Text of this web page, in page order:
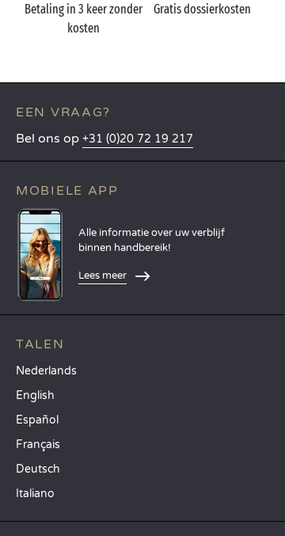
Betaling in 3 keer zonder
kosten
Gratis dossierkosten
EEN VRAAG?
Bel ons op +31 (0)20 72 19 217
MOBIELE APP
Alle informatie over uw verblijf
binnen handbereik!
Lees meer
TALEN
Nederlands
English
Español
Français
Deutsch
Italiano